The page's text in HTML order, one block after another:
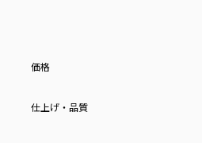
価格
仕上げ・品質